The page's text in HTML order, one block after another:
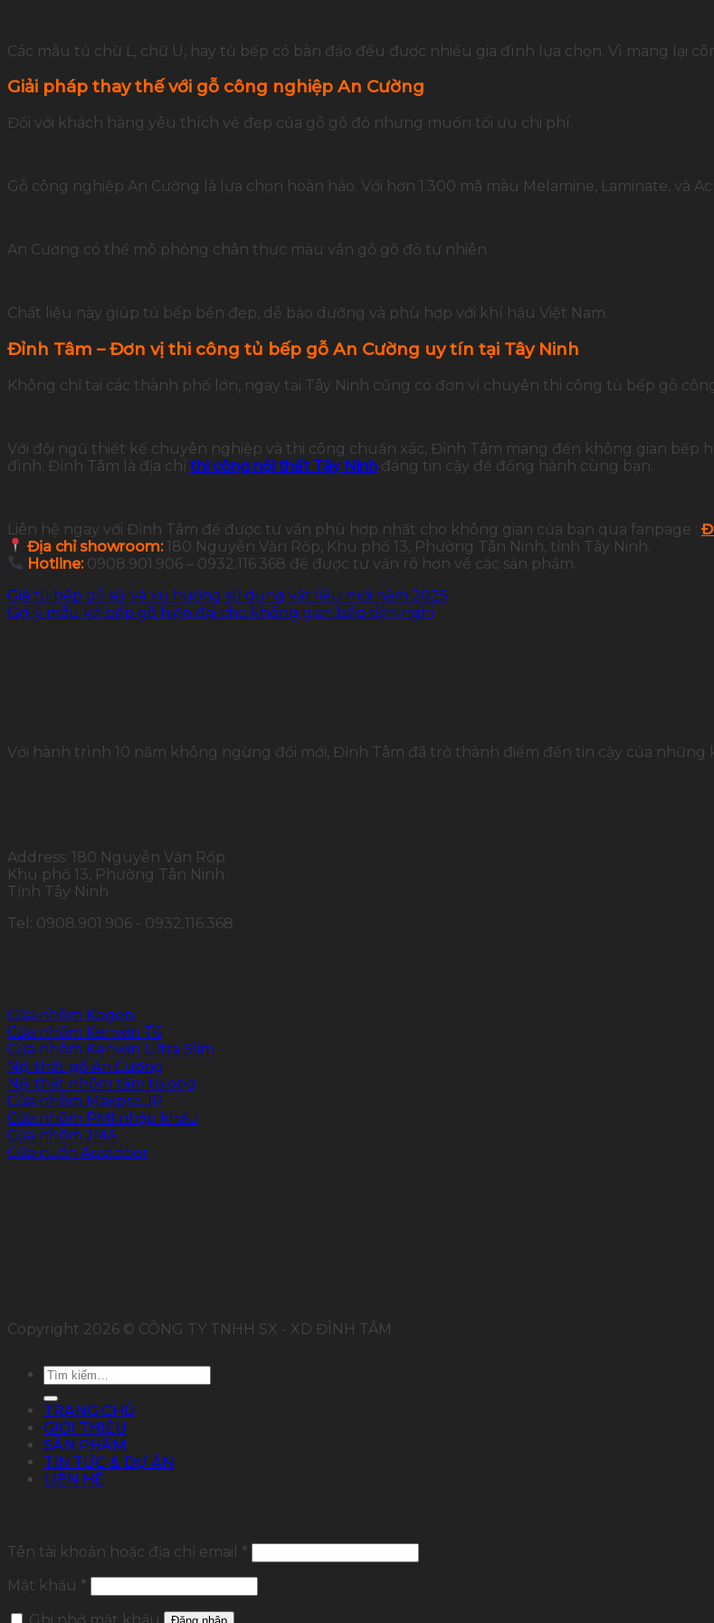
Các mẫu tủ chữ L, chữ U, hay tủ bếp có bàn đảo đều được nhiều gia đình lựa chọn. Vì mang lại
Giải pháp thay thế với gỗ công nghiệp An Cường
Đối với khách hàng yêu thích vẻ đẹp của gỗ gõ đỏ nhưng muốn tối ưu chi phí.
Gỗ công nghiệp An Cường là lựa chọn hoàn hảo. Với hơn 1.300 mã màu Melamine, Laminate, và
An Cường có thể mô phỏng chân thực màu vân gỗ gõ đỏ tự nhiên.
Chất liệu này giúp tủ bếp bền đẹp, dễ bảo dưỡng và phù hợp với khí hậu Việt Nam.
Đỉnh Tâm – Đơn vị thi công tủ bếp gỗ An Cường uy tín tại Tây Ninh
Không chỉ tại các thành phố lớn, ngay tại Tây Ninh cũng có đơn vị chuyên thi công tủ bếp gỗ
Với đội ngũ thiết kế chuyên nghiệp và thi công chuẩn xác, Đỉnh Tâm mang đến không gian bếp
đình. Đỉnh Tâm là địa chỉ thi công nội thất Tây Ninh đáng tin cậy để đồng hành cùng bạn.
Liên hệ ngay với Đỉnh Tâm để được tư vấn phù hợp nhất cho không gian của bạn qua fanpage :
Địa chỉ showroom:180 Nguyễn Văn Rốp, Khu phố 13, Phường Tân Ninh, tỉnh Tây Ninh.
Hotline: 0908.901.906 – 0932.116.368 để được tư vấn rõ hơn về các sản phẩm.
Giá tủ bếp gỗ sồi và xu hướng sử dụng vật liệu mới năm 2025
Gợi ý mẫu kệ bếp gỗ hiện đại cho không gian bếp tiện nghi
Với hành trình 10 năm không ngừng đổi mới, Đỉnh Tâm đã trở thành điểm đến tin cậy của những
Address: 180 Nguyễn Văn Rốp
Khu phố 13, Phường Tân Ninh
Tỉnh Tây Ninh
Tel: 0908.901.906 - 0932.116.368
Cửa nhôm Kogen
Cửa nhôm Kenwin T6
Cửa nhôm Kenwin Ultra Slim
Nội thất gỗ An Cường
Nội thất nhôm tấm tổ ong
Cửa nhôm Maxpro.JP
Cửa nhôm PMI nhập khẩu
Cửa nhôm JMA
Cửa cuốn Austdoor
Copyright 2026 © CÔNG TY TNHH SX - XD ĐỈNH TÂM
Tìm
TRANG CHỦ
GIỚI THIỆU
SẢN PHẨM
TIN TỨC & DỰ ÁN
LIÊN HỆ
Tên tài khoản hoặc địa chỉ email
*
Mật khẩu *
Ghi nhớ mật khẩu